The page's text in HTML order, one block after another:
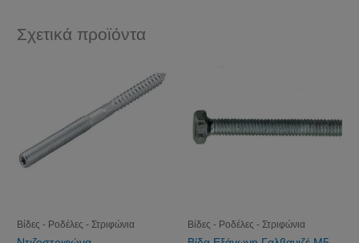
Σχετικά προϊόντα
Βίδες - Ροδέλες - Στριφώνια Βίδες - Ροδέλες - Στριφώνια